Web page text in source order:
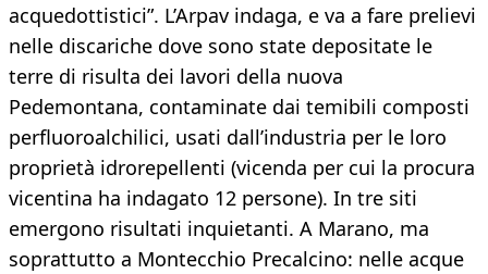
acquedottistici”. L’Arpav indaga, e va a fare prelievi
nelle discariche dove sono state depositate le
terre di risulta dei lavori della nuova
Pedemontana, contaminate dai temibili composti
perfluoroalchilici, usati dall’industria per le loro
proprietà idrorepellenti (vicenda per cui la procura
vicentina ha indagato 12 persone). In tre siti
emergono risultati inquietanti. A Marano, ma
soprattutto a Montecchio Precalcino: nelle acque